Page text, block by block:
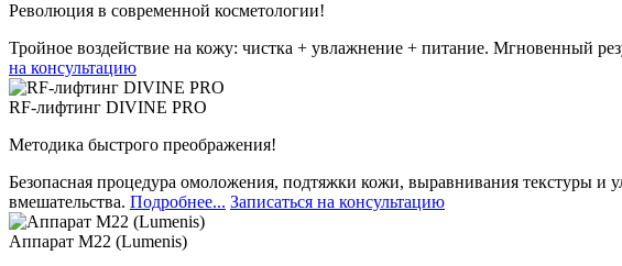
Революция в современной косметологии!
Тройное воздействие на кожу: чистка + увлажнение + питание. Мгновенный
на консультацию
RF-лифтинг DIVINE PRO
Методика быстрого преображения!
Безопасная процедура омоложения, подтяжки кожи, выравнивания текстуры и
вмешательства. Подробнее... Записаться на консультацию
Аппарат М22 (Lumenis)